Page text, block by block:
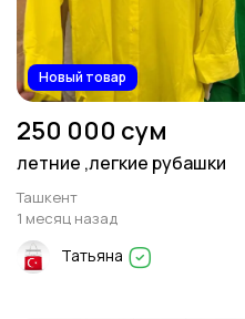
Новый товар
250 000 сум
летние ,легкие рубашки
Ташкент
1 месяц назад
Татьяна